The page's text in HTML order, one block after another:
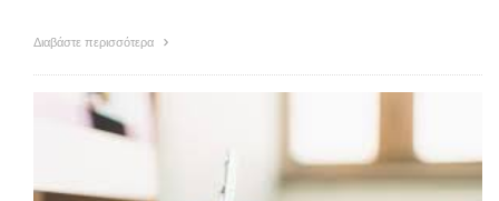
Διαβάστε περισσότερα